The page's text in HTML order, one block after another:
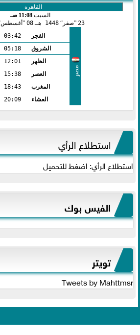
السبت 11:08 صـ
23 صفر 1448 هـ 08 أغسطس
مصر
الفجر
03:42
الشروق
05:18
الظهر
12:01
العصر
15:38
المغرب
18:43
العشاء
20:09
استطلاع الرأي
استطلاع الرأي: اضغط للتحميل
الفيس بوك
تويتر
Tweets by Mahttmsr